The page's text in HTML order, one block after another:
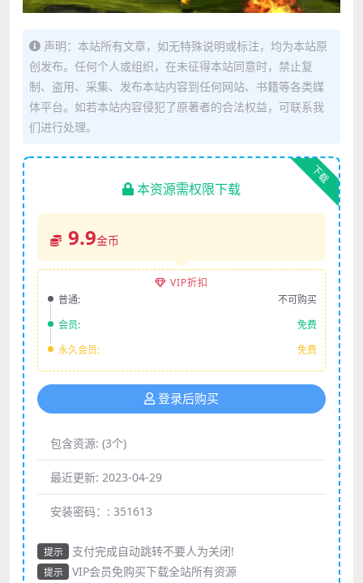
声明：本站所有文章，如无特殊说明或标注，均为本站原
创发布。任何个人或组织，在未征得本站同意时，禁止复
制、盗用、采集、发布本站内容到任何网站、书籍等各类媒
体平台。如若本站内容侵犯了原著者的合法权益，可联系我
们进行处理。
下载
本资源需权限下载
9.9金币
VIP折扣
普通:
不可购买
会员:
免费
永久会员:
免费
登录后购买
包含资源: (3个)
最近更新: 2023-04-29
安装密码：: 351613
提示 支付完成自动跳转不要人为关闭!
提示
VIP会员免购买下载全站所有资源